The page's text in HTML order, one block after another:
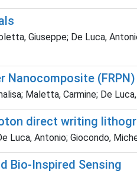
Giuseppe; De Luca,
Maletta, Carmine; De
direct writing
Luca, Antonio; Giocondo,
Bio-Inspired Sensing